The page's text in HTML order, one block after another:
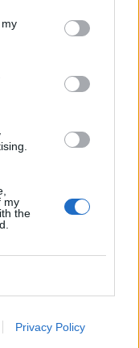
my
the
Privacy Policy
az örökölt árnyak